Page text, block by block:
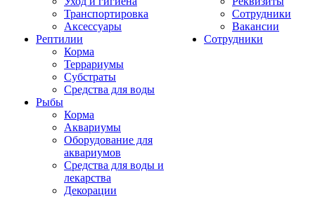
Транспортировка
Аксессуары
Рептилии
Корма
Террариумы
Субстраты
Средства для воды
Рыбы
Корма
Аквариумы
Оборудование для
аквариумов
Средства для воды и
лекарства
Декорации
Сотрудники
Вакансии
Сотрудники